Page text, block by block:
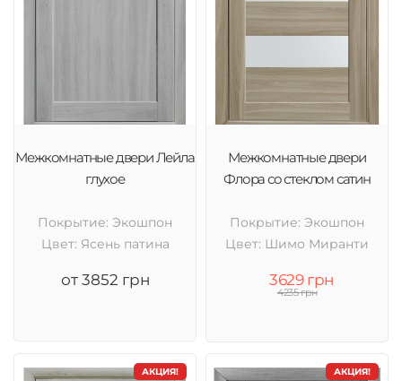
Межкомнатные двери Лейла
глухое
Покрытие: Экошпон
Цвет: Ясень патина
от 3852 грн
Межкомнатные двери
Флора со стеклом сатин
Покрытие: Экошпон
Цвет: Шимо Миранти
3629 грн
4235 грн
АКЦИЯ! АКЦИЯ!